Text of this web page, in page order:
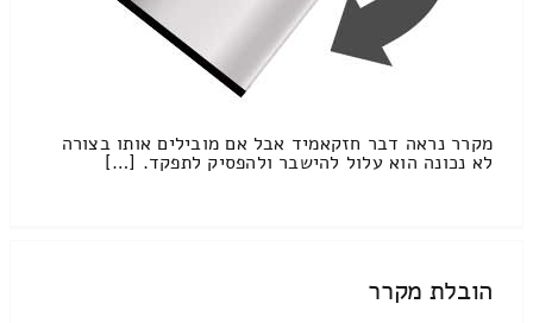
מקרר נראה דבר חזקאמיד אבל אם מובילים אותו בצורה
לא נכונה הוא עלול להישבר ולהפסיק לתפקד. […]
הובלת מקרר